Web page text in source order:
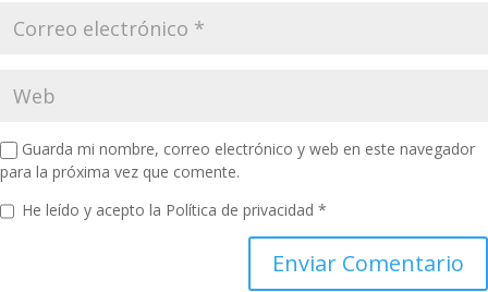
Guarda mi nombre, correo electrónico y web en este navegador
para la próxima vez que comente.
He leído y acepto la Política de privacidad *